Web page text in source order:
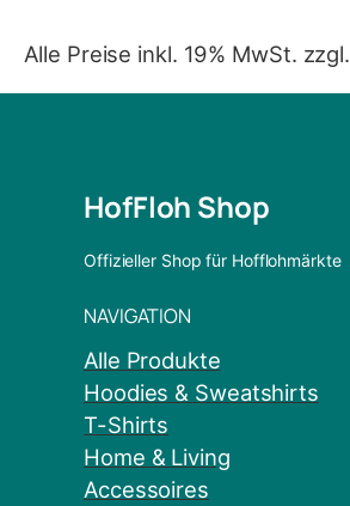
Alle Preise inkl. 19% MwSt. zzgl.
HofFloh Shop
Offizieller Shop für Hofflohmärkte
NAVIGATION
Alle Produkte
Hoodies & Sweatshirts
T-Shirts
Home & Living
Accessoires